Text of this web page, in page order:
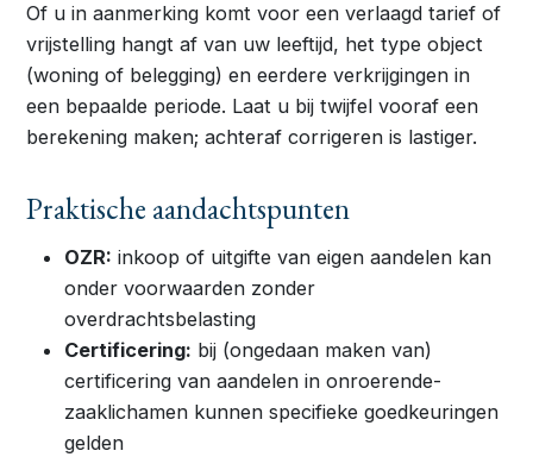
Of u in aanmerking komt voor een verlaagd tarief of
vrijstelling hangt af van uw leeftijd, het type object
(woning of belegging) en eerdere verkrijgingen in
een bepaalde periode. Laat u bij twijfel vooraf een
berekening maken; achteraf corrigeren is lastiger.
Praktische aandachtspunten
OZR: inkoop of uitgifte van eigen aandelen kan
onder voorwaarden zonder
overdrachtsbelasting
Certificering: bij (ongedaan maken van)
certificering van aandelen in onroerende-
zaaklichamen kunnen specifieke goedkeuringen
gelden